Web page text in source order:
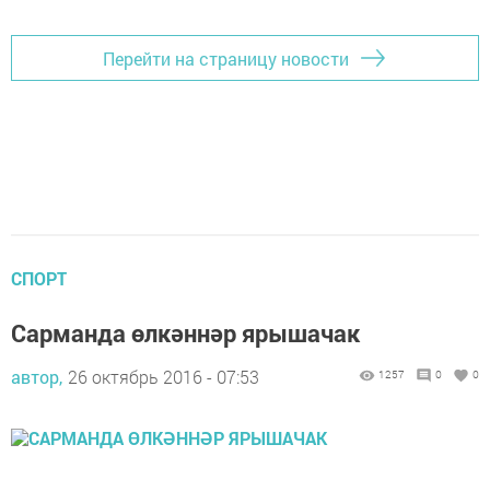
Перейти на страницу новости
СПОРТ
Сарманда өлкәннәр ярышачак
автор, 26 октябрь 2016 - 07:53 1257 0 0